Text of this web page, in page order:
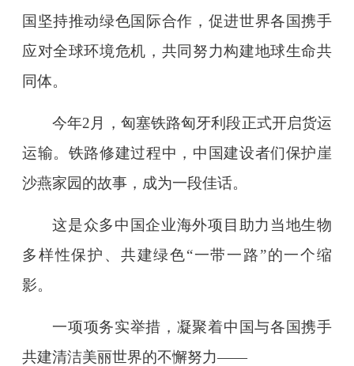
国坚持推动绿色国际合作，促进世界各国携手
应对全球环境危机，共同努力构建地球生命共
同体。
今年2月，匈塞铁路匈牙利段正式开启货运
运输。铁路修建过程中，中国建设者们保护崖
沙燕家园的故事，成为一段佳话。
这是众多中国企业海外项目助力当地生物
多样性保护、共建绿色“一带一路”的一个缩
影。
一项项务实举措，凝聚着中国与各国携手
共建清洁美丽世界的不懈努力——